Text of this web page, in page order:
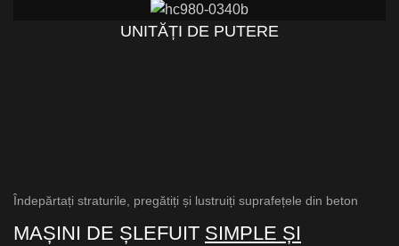
UNITĂȚI DE PUTERE
Îndepărtați straturile, pregătiți și lustruiți suprafețele din beton
MAȘINI DE ȘLEFUIT SIMPLE ȘI